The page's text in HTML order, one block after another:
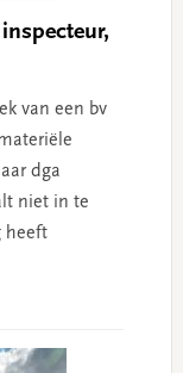
van een bv
dga
niet in te
heeft